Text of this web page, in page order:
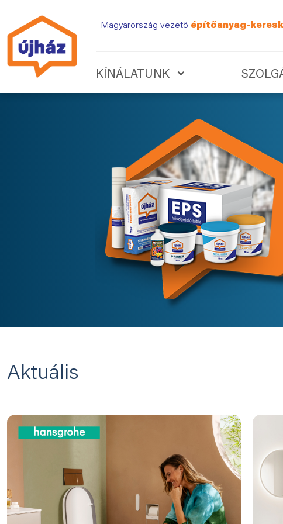
Magyarország vezető építőanyag-
KÍNÁLATUNK
Aktuális